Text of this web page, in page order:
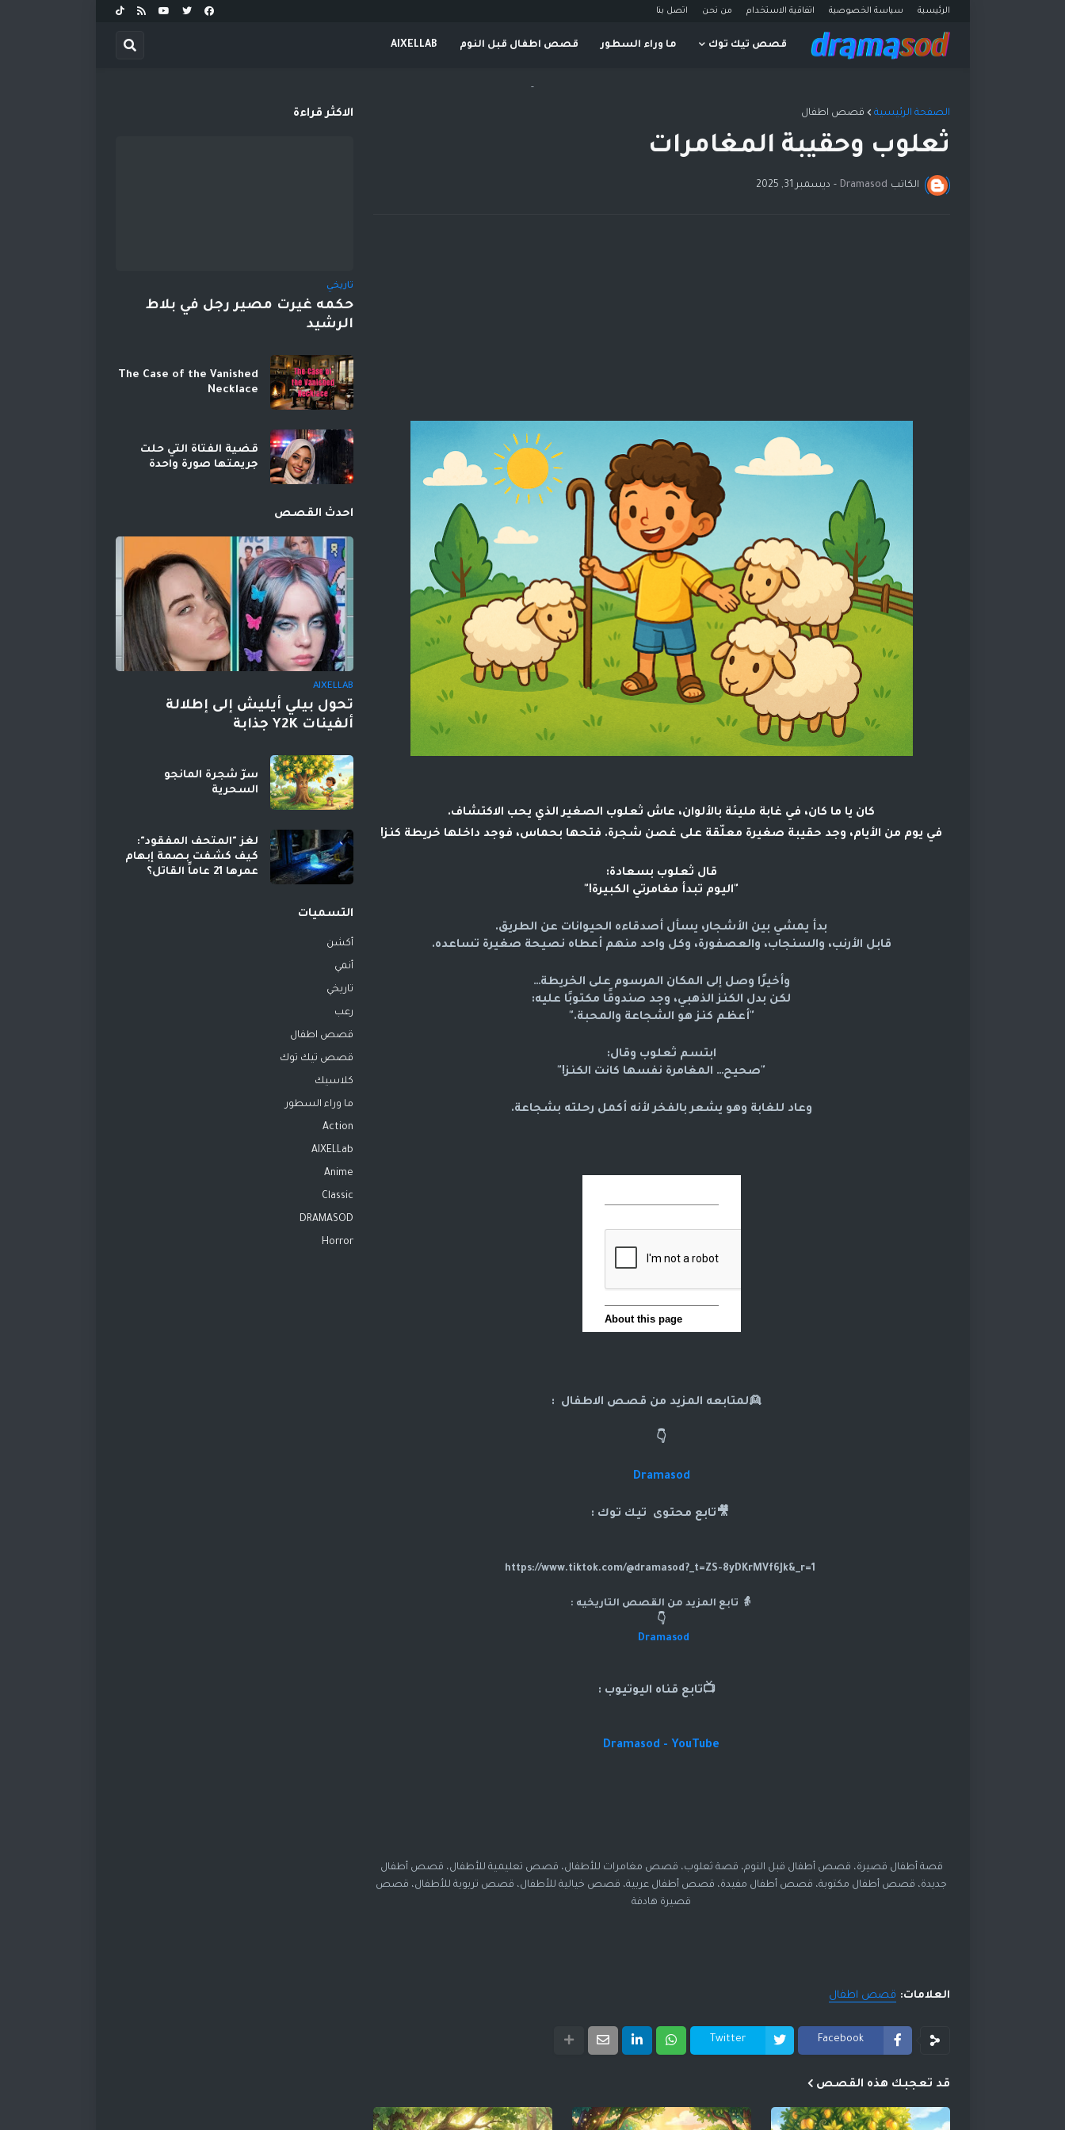
الرئيسية سياسة الخصوصية اتفاقية الاستخدام من نحن اتصل بنا
قصص تيك توك ما وراء السطور قصص اطفال قبل النوم AIXELLAB
-
الصفحة الرئيسية قصص اطفال
ثعلوب وحقيبة المغامرات
الكاتب Dramasod
- ديسمبر 31, 2025
كان يا ما كان، في غابة مليئة بالألوان، عاش ثعلوب الصغير الذي يحب الاكتشاف.
في يوم من الأيام، وجد حقيبة صغيرة معلّقة على غصن شجرة. فتحها بحماس، فوجد داخلها خريطة كنز!
قال ثعلوب بسعادة:
"اليوم تبدأ مغامرتي الكبيرة!"
بدأ يمشي بين الأشجار، يسأل أصدقاءه الحيوانات عن الطريق.
قابل الأرنب، والسنجاب، والعصفورة، وكل واحد منهم أعطاه نصيحة صغيرة تساعده.
وأخيرًا وصل إلى المكان المرسوم على الخريطة…
لكن بدل الكنز الذهبي، وجد صندوقًا مكتوبًا عليه:
"أعظم كنز هو الشجاعة والمحبة."
ابتسم ثعلوب وقال:
"صحيح… المغامرة نفسها كانت الكنز!"
وعاد للغابة وهو يشعر بالفخر لأنه أكمل رحلته بشجاعة.
👱لمتابعه المزيد من قصص الاطفال :
👇
Dramasod
🎥تابع محتوى تيك توك :
👵 تابع المزيد من القصص التاريخيه :
👇
Dramasod
📺تابع قناه اليوتيوب :
Dramasod - YouTube
قصة أطفال قصيرة، قصص أطفال قبل النوم، قصة ثعلوب، قصص مغامرات للأطفال، قصص تعليمية للأطفال، قصص أطفال
جديدة، قصص أطفال مكتوبة، قصص أطفال مفيدة، قصص أطفال عربية، قصص خيالية للأطفال، قصص تربوية للأطفال، قصص
قصيرة هادفة
العلامات: قصص اطفال
Facebook
Twitter
قد تعجبك هذه القصص
الاكثر قراءة
تاريخي
حكمه غيرت مصير رجل في بلاط
الرشيد
The Case of the Vanished
Necklace
قضية الفتاة التي حلت
جريمتها صورة واحدة
احدث القصص
AIXELLAB
تحول بيلي أيليش إلى إطلالة
ألفينات Y2K جذابة
سرّ شجرة المانجو
السحرية
لغز "المتحف المفقود":
كيف كشفت بصمة إبهام
عمرها 21 عاماً القاتل؟
التسميات
أكشن
أنمي
تاريخي
رعب
قصص اطفال
قصص تيك توك
كلاسيك
ما وراء السطور
Action
AIXELLab
Anime
Classic
DRAMASOD
Horror